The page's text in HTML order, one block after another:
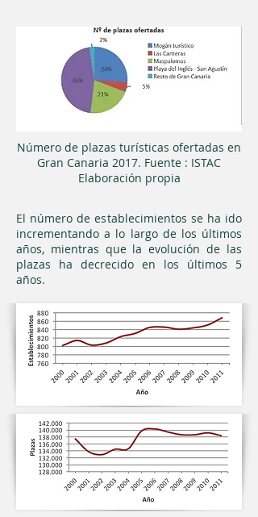
El número de establecimientos se ha ido
incrementando a lo largo de los últimos
años, mientras que la evolución de las
plazas ha decrecido en los últimos 5
años.
Número de plazas turísticas ofertadas en
Gran Canaria 2017. Fuente : ISTAC
Elaboración propia